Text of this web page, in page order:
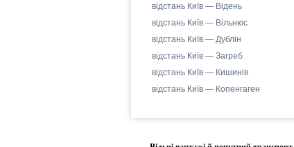
відстань Київ — Відень
відстань Київ — Вільнюс
відстань Київ — Дублін
відстань Київ — Загреб
відстань Київ — Кишинів
відстань Київ — Копенгаген